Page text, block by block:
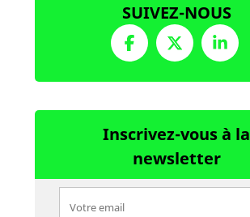
SUIVEZ-NOUS
Inscrivez-vous à la
newsletter